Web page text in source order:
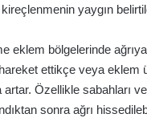
yaygın
eklem bölgelerinde
ettikçe veya eklem
artar. Özellikle sabahları
sonra ağrı